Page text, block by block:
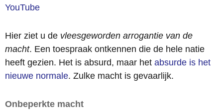
YouTube
Hier ziet u de vleesgeworden arrogantie van de
macht. Een toespraak ontkennen die de hele natie
heeft gezien. Het is absurd, maar het absurde is het
nieuwe normale. Zulke macht is gevaarlijk.
Onbeperkte macht